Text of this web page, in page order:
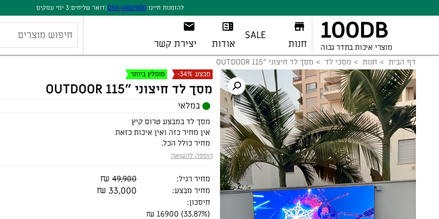
להזמנות חייגו:054-4402900
|דואר שליחים:3 ימי עסקים
100DB
מוצרי איכות בתדר גבוה חנות
SALE
אודות יצירת קשר
דף הבית חנות מסכי לד מסך לד חיצוני "115 OUTDOOR
מבצע -34% מומלץ ביותר
מסך לד חיצוני "115 OUTDOOR
במלאי
מסך לד במבצע טרום קיץ
אין מחיר כזה ואין איכות כזאת
מחיר כולל הכל.
הוספה להשואה
מחיר רגיל: 49,900
₪
מחיר מבצע: 33,000
₪
חיסכון:
(33.87%) 16900 ₪